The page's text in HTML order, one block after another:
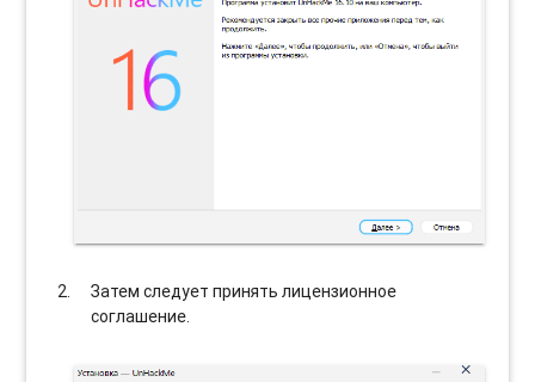
Затем следует принять лицензионное
соглашение.